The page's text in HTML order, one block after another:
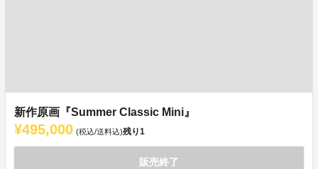
新作原画『Summer Classic Mini』
¥495,000 (税込/送料込)残り1
販売終了